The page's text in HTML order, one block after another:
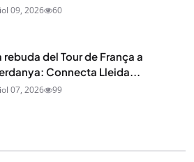
09, 2026 60
rebuda del Tour de França a
Connecta Lleida...
07, 2026 99